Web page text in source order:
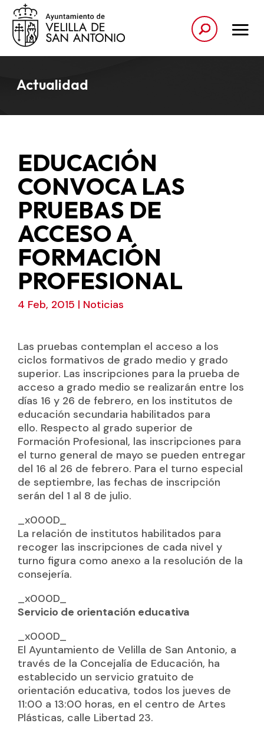
Actualidad
EDUCACIÓN
CONVOCA LAS
PRUEBAS DE
ACCESO A
FORMACIÓN
PROFESIONAL
4 Feb, 2015 | Noticias
Las pruebas contemplan el acceso a los
ciclos formativos de grado medio y grado
superior. Las inscripciones para la prueba de
acceso a grado medio se realizarán entre los
días 16 y 26 de febrero, en los institutos de
educación secundaria habilitados para
ello. Respecto al grado superior de
Formación Profesional, las inscripciones para
el turno general de mayo se pueden entregar
del 16 al 26 de febrero. Para el turno especial
de septiembre, las fechas de inscripción
serán del 1 al 8 de julio.
_x000D_
La relación de institutos habilitados para
recoger las inscripciones de cada nivel y
turno figura como anexo a la resolución de la
consejería.
_x000D_
Servicio de orientación educativa
_x000D_
El Ayuntamiento de Velilla de San Antonio, a
través de la Concejalía de Educación, ha
establecido un servicio gratuito de
orientación educativa, todos los jueves de
11:00 a 13:00 horas, en el centro de Artes
Plásticas, calle Libertad 23.